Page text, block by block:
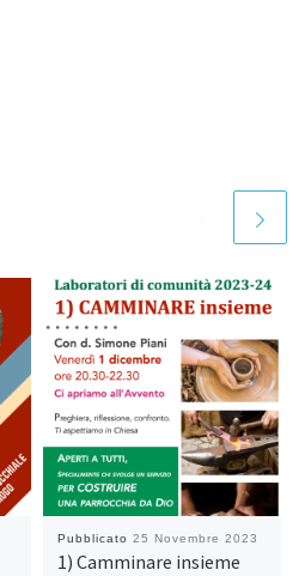
Pubblicato 25 Novembre 2023
1) Camminare insieme